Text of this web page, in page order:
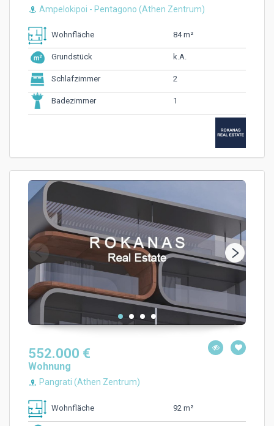
Ampelokipoi - Pentagono (Athen Zentrum)
Wohnfläche 84 m²
Grundstück k.A.
Schlafzimmer 2
Badezimmer 1
552.000 €
Wohnung
Pangrati (Athen Zentrum)
Wohnfläche 92 m²